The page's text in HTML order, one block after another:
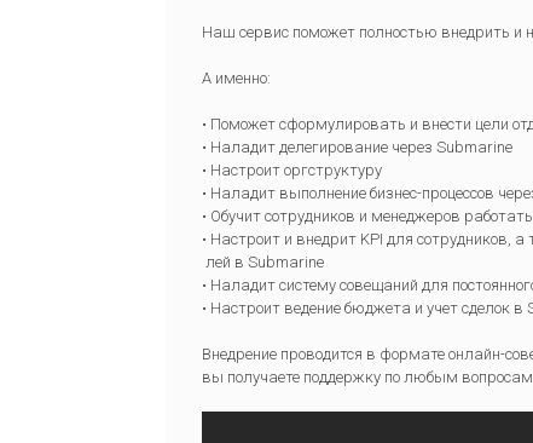
Наш сервис поможет полностью внедрить и
А именно:
• Поможет сформулировать и внести цели
• Наладит делегирование через Submarine
• Настроит оргструктуру
• Наладит выполнение бизнес-процессов
• Обучит сотрудников и менеджеров
• Настроит и внедрит KPI для сотрудников,
лей в Submarine
• Наладит систему совещаний для
• Настроит ведение бюджета и учет сделок в
Внедрение проводится в формате онлайн-
вы получаете поддержку по любым